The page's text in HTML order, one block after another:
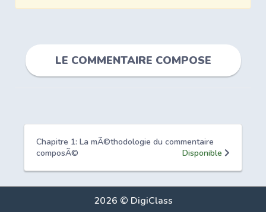
LE COMMENTAIRE COMPOSE
Chapitre 1: La mÃ©thodologie du commentaire
composÃ©
Disponible
2026 © DigiClass